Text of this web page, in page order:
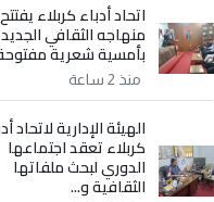
اتحاد أدباء كربلاء يفتتح
منهاجه الثقافي الجديد
بأمسية شعرية
منذ 2 ساعة
الهيئة الإدارية لاتحاد
كربلاء تعقد اجتماعها
الدوري لبحث ملفاتها
الثقافية و...